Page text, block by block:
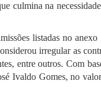
culmina na
listadas no
irregular as
entre outros. Com
Ivaldo Gomes, no